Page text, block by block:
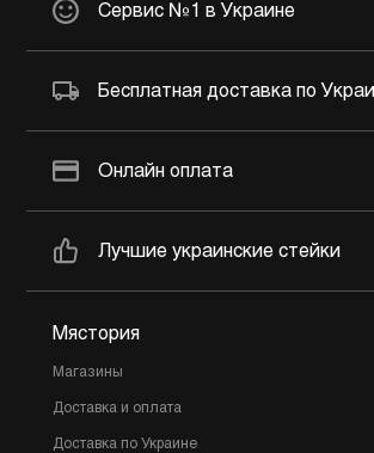
Сервис №1 в Украине
Бесплатная доставка по
Онлайн оплата
Лучшие украинские стейки
Мястория
Магазины
Доставка и оплата
Доставка по Украине